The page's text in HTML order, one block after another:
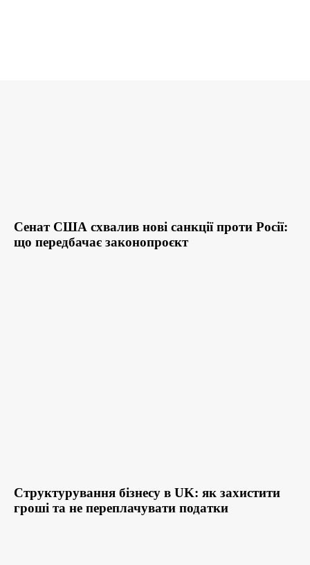
Сенат США схвалив нові санкції проти Росії:
що передбачає законопроєкт
Структурування бізнесу в UK: як захистити
гроші та не переплачувати податки